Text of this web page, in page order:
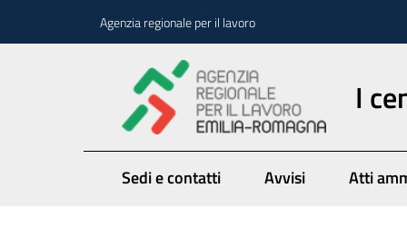
Agenzia regionale per il lavoro
I
Sedi e contatti Avvisi Atti